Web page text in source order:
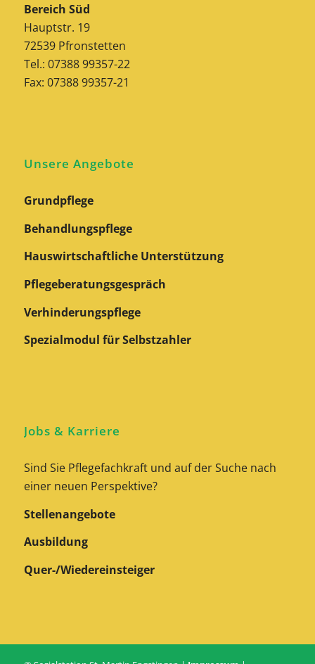
Bereich Süd
Hauptstr. 19
72539 Pfronstetten
Tel.: 07388 99357-22
Fax: 07388 99357-21
Unsere Angebote
Grundpflege
Behandlungspflege
Hauswirtschaftliche Unterstützung
Pflegeberatungs­gespräch
Verhinderungspflege
Spezialmodul für Selbstzahler
Jobs & Karriere
Sind Sie Pflegefachkraft und auf der Suche nach
einer neuen Perspektive?
Stellenangebote
Ausbildung
Quer-/Wiedereinsteiger